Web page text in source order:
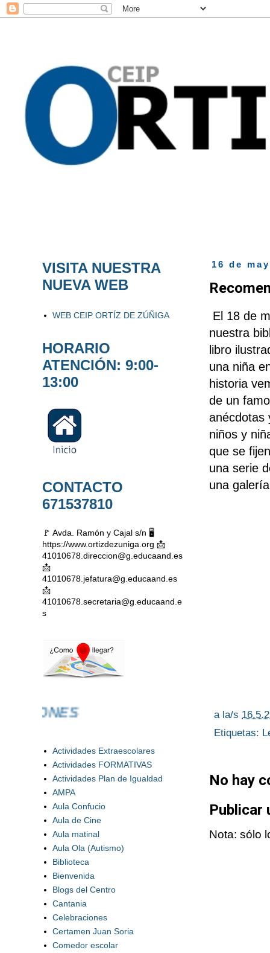
16 de
El 18 de
nuestra
libro
una niña
historia
de un
anécdotas
niños y
que se
una serie
una
a la/s
Etiquetas:
No hay
Publicar
Nota: sólo
VISITA NUESTRA
NUEVA WEB
WEB CEIP ORTÍZ DE ZÚÑIGA
HORARIO
ATENCIÓN: 9:00-
13:00
CONTACTO
671537810
🚩 Avda. Ramón y Cajal s/n 🖥️
https://www.ortizdezuniga.org 📩
41010678.direccion@g.educaand.es
📩
41010678.jefatura@g.educaand.es
📩
41010678.secretaria@g.educaand.e
s
Actividades Extraescolares
Actividades FORMATIVAS
Actividades Plan de Igualdad
AMPA
Aula Confucio
Aula de Cine
Aula matinal
Aula Ola (Autismo)
Biblioteca
Bienvenida
Blogs del Centro
Cantania
Celebraciones
Certamen Juan Soria
Comedor escolar